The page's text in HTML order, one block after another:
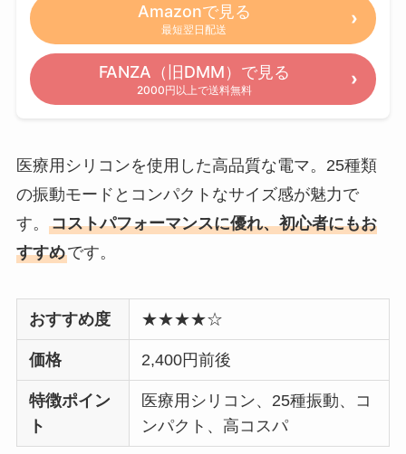
Amazonで見る
最短翌日配送
FANZA（旧DMM）で見る
2000円以上で送料無料
医療用シリコンを使用した高品質な電マ。25種類
の振動モードとコンパクトなサイズ感が魅力で
す。 コストパフォーマンスに優れ、初心者にもお
すすめです。
おすすめ度 ★★★★☆
価格 2,400円前後
特徴ポイン
ト
医療用シリコン、25種振動、コ
ンパクト、高コスパ